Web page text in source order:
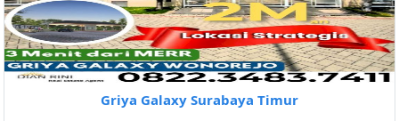
Griya Galaxy Surabaya Timur